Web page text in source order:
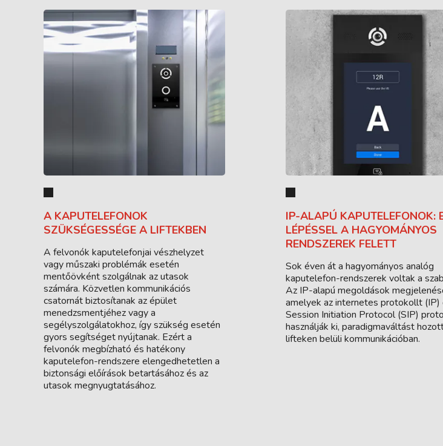
A KAPUTELEFONOK
SZÜKSÉGESSÉGE A LIFTEKBEN
A felvonók kaputelefonjai vészhelyzet
vagy műszaki problémák esetén
mentőövként szolgálnak az utasok
számára. Közvetlen kommunikációs
csatornát biztosítanak az épület
menedzsmentjéhez vagy a
segélyszolgálatokhoz, így szükség esetén
gyors segítséget nyújtanak. Ezért a
felvonók megbízható és hatékony
kaputelefon-rendszere elengedhetetlen a
biztonsági előírások betartásához és az
utasok megnyugtatásához.
IP-ALAPÚ KAPUTELEFONOK:
LÉPÉSSEL A HAGYOMÁNYOS
RENDSZEREK FELETT
Sok éven át a hagyományos analóg
kaputelefon-rendszerek voltak a
Az IP-alapú megoldások
amelyek az internetes protokollt (IP)
Session Initiation Protocol (SIP)
használják ki, paradigmaváltást
lifteken belüli kommunikációban.